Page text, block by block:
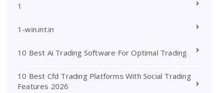
1
1-win.int.in
10 Best Ai Trading Software For Optimal Trading
10 Best Cfd Trading Platforms With Social Trading
Features 2026